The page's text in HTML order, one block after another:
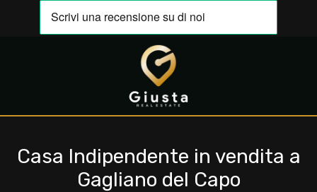
Casa Indipendente in vendita a
Gagliano del Capo
CHI
Codice
Qualsiasi